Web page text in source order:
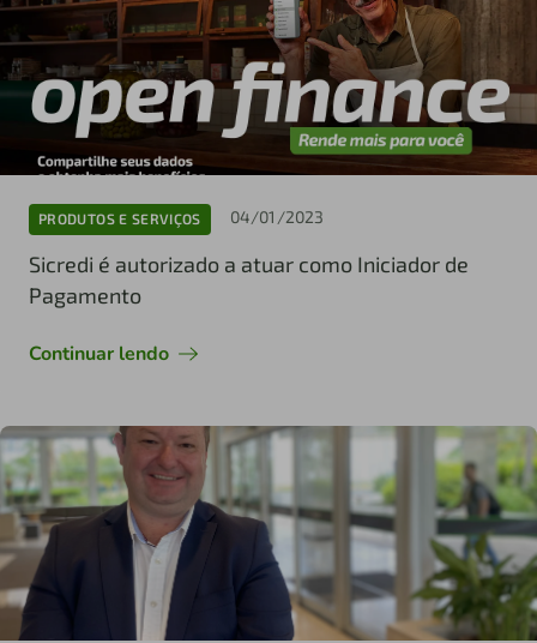
PRODUTOS E SERVIÇOS 04/01/2023
Sicredi é autorizado a atuar como Iniciador de
Pagamento
Continuar lendo